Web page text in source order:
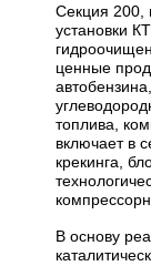
Секция 200,
установки
ценные
топлива,
включает в
крекинга,
В основу